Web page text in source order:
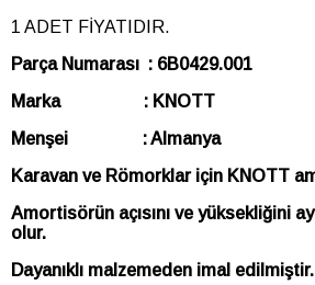
1 ADET FİYATIDIR.
Parça Numarası : 6B0429.001
Marka : KNOTT
Menşei : Almanya
Karavan ve Römorklar için KNOTT
Amortisörün açısını ve yüksekliğini
olur.
Dayanıklı malzemeden imal edilmiştir.